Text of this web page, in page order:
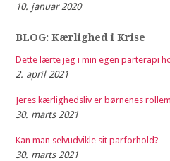
10. januar 2020
BLOG: Kærlighed i Krise
Dette lærte jeg i min egen parterapi
2. april 2021
Jeres kærlighedsliv er børnenes
30. marts 2021
Kan man selvudvikle sit parforhold?
30. marts 2021